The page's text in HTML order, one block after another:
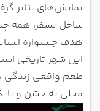
نمایش‌های تئاتر
ساحل بسفر، همه
هدف جشنواره
این شهر تاریخی
طعم واقعی زندگی
محلی به جشن و